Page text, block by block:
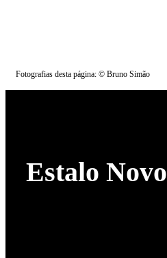
Fotografias desta página: © Bruno Simão
Estalo Novo